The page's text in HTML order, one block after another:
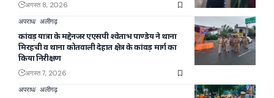
अगस्त 8, 2026
अपराध अलीगढ़
कांवड़ यात्रा के मद्देनजर एएसपी श्वेताभ पाण्डेय ने थाना
मिरहची व थाना कोतवाली देहात क्षेत्र के कांवड़ मार्ग का
किया निरीक्षण
अगस्त 7, 2026
अपराध अलीगढ़